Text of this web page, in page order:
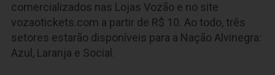
comercializados nas Lojas Vozão e no site
vozaotickets.com a partir de R$ 10. Ao todo, três
setores estarão disponíveis para a Nação Alvinegra:
Azul, Laranja e Social.